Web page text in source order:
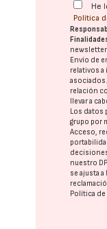
He
Política
Envío de
relativos
relación
llevar a
Los datos
grupo por
Acceso,
nuestro
se ajusta
Política